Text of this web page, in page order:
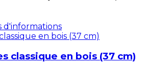
d'informations
classique en bois (37 cm)